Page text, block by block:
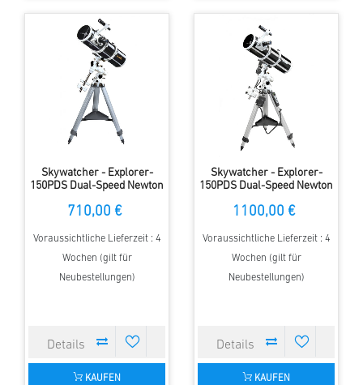
Skywatcher - Explorer-
150PDS Dual-Speed Newton
710,00 €
Voraussichtliche Lieferzeit : 4
Wochen (gilt für
Neubestellungen)
KAUFEN
Skywatcher - Explorer-
150PDS Dual-Speed Newton
Montierung
1100,00 €
Voraussichtliche Lieferzeit : 4
Wochen (gilt für
Neubestellungen)
KAUFEN